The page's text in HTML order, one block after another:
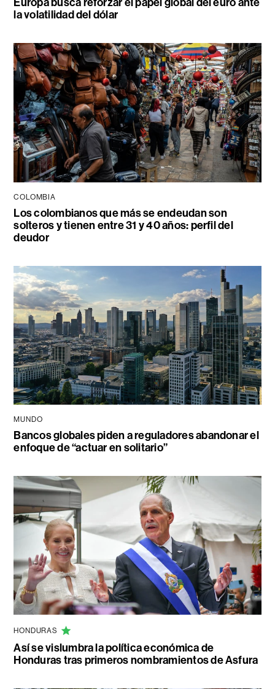
la volatilidad del dólar
COLOMBIA
Los colombianos que más se endeudan son
solteros y tienen entre 31 y 40 años: perfil del
deudor
MUNDO
Bancos globales piden a reguladores abandonar el
enfoque de “actuar en solitario”
HONDURAS
Así se vislumbra la política económica de
Honduras tras primeros nombramientos de Asfura